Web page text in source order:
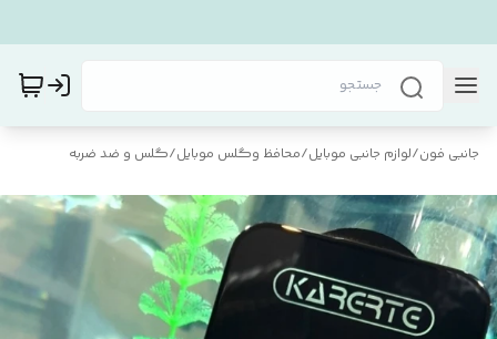
جانبی فون/لوازم جانبی موبایل/محافظ و‌گلس موبایل/گلس و ضد ضربه